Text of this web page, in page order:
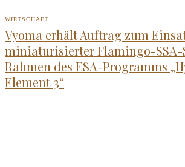
WIRTSCHAFT
Vyoma erhält Auftrag zum
miniaturisierter Flamingo-SSA-
Rahmen des ESA-Programms
Element 3“